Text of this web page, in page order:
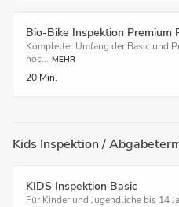
Bio-Bike Inspektion Premium
Kompletter Umfang der Basic und
hoc... MEHR
20 Min.
Kids Inspektion /
KIDS Inspektion Basic
Für Kinder und Jugendliche bis 14